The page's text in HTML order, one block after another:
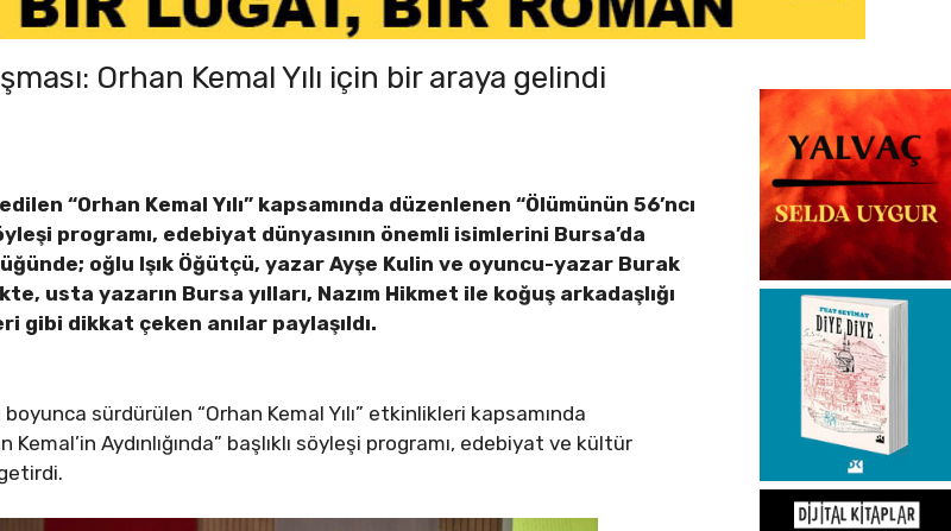
Orhan Kemal Yılı için bir araya gelindi
“Orhan Kemal Yılı” kapsamında düzenlenen “Ölümünün 56’ncı
programı, edebiyat dünyasının önemli isimlerini Bursa’da
oğlu Işık Öğütçü, yazar Ayşe Kulin ve oyuncu-yazar Burak
usta yazarın Bursa yılları, Nazım Hikmet ile koğuş arkadaşlığı
dikkat çeken anılar paylaşıldı.
sürdürülen “Orhan Kemal Yılı” etkinlikleri kapsamında
Kemal’in Aydınlığında” başlıklı söyleşi programı, edebiyat ve kültür